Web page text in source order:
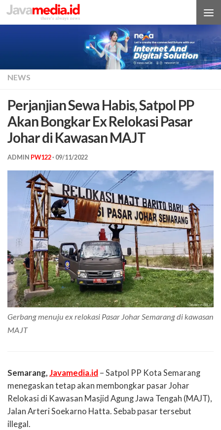
Skip to content
NEWS
Perjanjian Sewa Habis, Satpol PP
Akan Bongkar Ex Relokasi Pasar
Johar di Kawasan MAJT
ADMIN PW122· 09/11/2022
Gerbang menuju ex relokasi Pasar Johar Semarang di kawasan
MAJT
Semarang, Javamedia.id – Satpol PP Kota Semarang
menegaskan tetap akan membongkar pasar Johar
Relokasi di Kawasan Masjid Agung Jawa Tengah (MAJT),
Jalan Arteri Soekarno Hatta. Sebab pasar tersebut
illegal.